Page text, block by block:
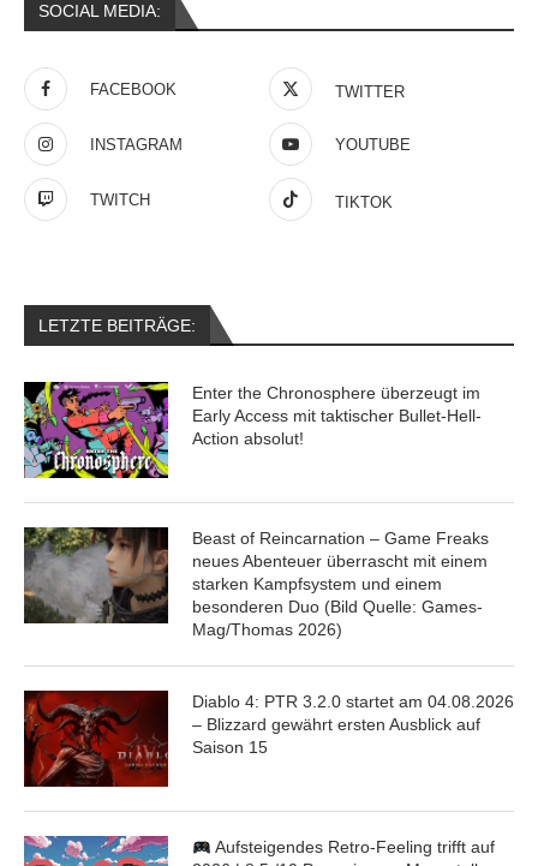
SOCIAL MEDIA:
FACEBOOK TWITTER
INSTAGRAM YOUTUBE
TWITCH TIKTOK
LETZTE BEITRÄGE:
Enter the Chronosphere überzeugt im
Early Access mit taktischer Bullet-Hell-
Action absolut!
Beast of Reincarnation – Game Freaks
neues Abenteuer überrascht mit einem
starken Kampfsystem und einem
besonderen Duo (Bild Quelle: Games-
Mag/Thomas 2026)
Diablo 4: PTR 3.2.0 startet am 04.08.2026
– Blizzard gewährt ersten Ausblick auf
Saison 15
Aufsteigendes Retro-Feeling trifft auf